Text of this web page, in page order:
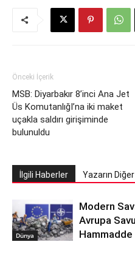
Önceki İçerik
MSB: Diyarbakır 8’inci Ana Jet
Üs KomutanlığI’na iki maket
uçakla saldırı girişiminde
bulunuldu
İlgili Haberler Yazarın
Dünya
Modern
Avrupa
Hammadde